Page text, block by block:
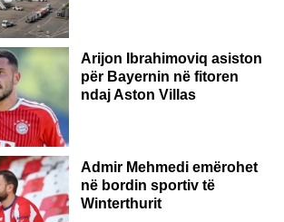
Arijon Ibrahimoviq asiston
për Bayernin në fitoren
ndaj Aston Villas
Admir Mehmedi emërohet
në bordin sportiv të
Winterthurit